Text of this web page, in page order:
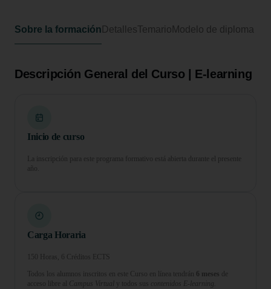
Sobre la formación DetallesTemario Modelo de diploma
Descripción General del Curso | E-learning
Inicio de curso
La inscripción para este programa formativo está abierta durante el presente
año.
Carga Horaria
150 Horas, 6 Créditos ECTS
Todos los alumnos inscritos en este Curso en línea tendrán 6 meses de
acceso libre al Campus Virtual y todos sus contenidos E-learning.